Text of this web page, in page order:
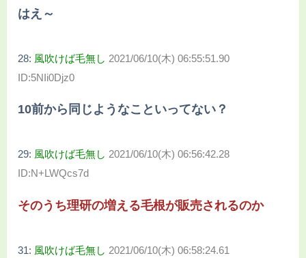
はえ～
28: 風吹けば毛無し 2021/06/10(木) 06:55:51.90
ID:5NIi0Djz0
10前から同じようなこといってない？
29: 風吹けば毛無し 2021/06/10(木) 06:56:42.28
ID:N+LWQcs7d
そのうち理研の増える毛根が販売されるのか
31: 風吹けば毛無し 2021/06/10(木) 06:58:24.61